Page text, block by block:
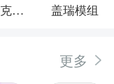
纳萨力克之王 盖瑞模组
更多